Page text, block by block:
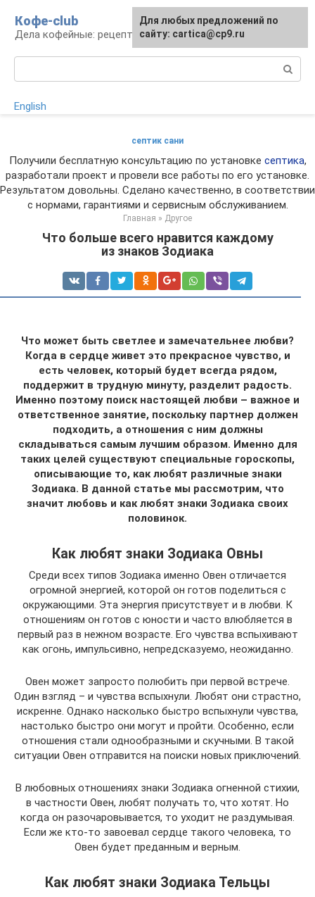
контенту
Кофе-club
Дела кофейные: рецепты и приготовление
English
септик сани
Получили бесплатную консультацию по установке септика,
разработали проект и провели все работы по его установке.
Результатом довольны. Сделано качественно, в соответствии
с нормами, гарантиями и сервисным обслуживанием.
Главная » Другое
Что больше всего нравится каждому
из знаков Зодиака
Что может быть светлее и замечательнее любви?
Когда в сердце живет это прекрасное чувство, и
есть человек, который будет всегда рядом,
поддержит в трудную минуту, разделит радость.
Именно поэтому поиск настоящей любви – важное и
ответственное занятие, поскольку партнер должен
подходить, а отношения с ним должны
складываться самым лучшим образом. Именно для
таких целей существуют специальные гороскопы,
описывающие то, как любят различные знаки
Зодиака. В данной статье мы рассмотрим, что
значит любовь и как любят знаки Зодиака своих
половинок.
Как любят знаки Зодиака Овны
Среди всех типов Зодиака именно Овен отличается
огромной энергией, которой он готов поделиться с
окружающими. Эта энергия присутствует и в любви. К
отношениям он готов с юности и часто влюбляется в
первый раз в нежном возрасте. Его чувства вспыхивают
как огонь, импульсивно, непредсказуемо, неожиданно.
Овен может запросто полюбить при первой встрече.
Один взгляд – и чувства вспыхнули. Любят они страстно,
искренне. Однако насколько быстро вспыхнули чувства,
настолько быстро они могут и пройти. Особенно, если
отношения стали однообразными и скучными. В такой
ситуации Овен отправится на поиски новых приключений.
В любовных отношениях знаки Зодиака огненной стихии,
в частности Овен, любят получать то, что хотят. Но
когда он разочаровывается, то уходит не раздумывая.
Если же кто-то завоевал сердце такого человека, то
Овен будет преданным и верным.
Как любят знаки Зодиака Тельцы
Для любых предложений по
сайту: cartica@cp9.ru